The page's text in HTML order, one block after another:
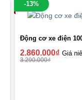
-13%
Động cơ xe điện
2.860.000₫ Giá
3.290.000₫